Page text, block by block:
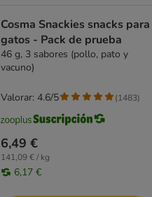
Cosma Snackies snacks para
gatos - Pack de prueba
46 g, 3 sabores (pollo, pato y
vacuno)
6,49 €
141,09 € / kg
6,17 €
Valorar: 4.6/5 (1483)